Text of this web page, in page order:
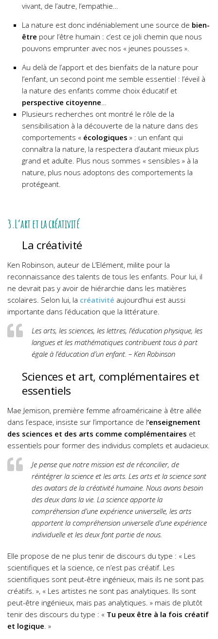
vivant, de l’autre, l’empathie…
La nature est donc indéniablement une source de bien-
être pour l’être humain : c’est ce joli chemin que nous
pouvons emprunter avec nos « jeunes pousses ».
Au delà de l’apport et des bienfaits de la nature pour
l’enfant, un second point me semble essentiel : l’éveil à
la nature des enfants comme choix éducatif et
perspective citoyenne
Plusieurs recherches ont montré le rôle de la
sensibilisation à la découverte de la nature dans des
comportements « écologiques » : un enfant qui
connaîtra la nature, la respectera d’autant mieux plus
grand et adulte. Plus nous sommes « sensibles » à la
nature, plus nous adoptons des comportements la
protégeant.
3.L’art et la créativité
La créativité
Ken Robinson, auteur de L’Elément, milite pour la
reconnaissance des talents de tous les enfants. Pour lui, il
ne devrait pas y avoir de hiérarchie dans les matières
scolaires. Selon lui, la créativité aujourd’hui est aussi
importante dans l’éducation que la littérature.
Les arts, les sciences, les lettres, l’éducation physique, les
langues et les mathématiques contribuent tous à part
égale à l’éducation d’un enfant. – Ken Robinson
Sciences et art, complémentaires et
essentiels
Mae Jemison, première femme afroaméricaine à être allée
dans l’espace, insiste sur l’importance de l’enseignement
des sciences et des arts comme complémentaires et
essentiels pour former des individus complets et audacieux.
Je pense que notre mission est de réconcilier, de
réintégrer la science et les arts. Les arts et la science sont
des avatars de la créativité humaine. Nous avons besoin
des deux dans la vie. La science apporte la
compréhension d’une expérience universelle, les arts
apportent la compréhension universelle d’une expérience
individuelle et les deux font partie de nous.
Elle propose de ne plus tenir de discours du type : « Les
scientifiques et la science, ce n’est pas créatif. Les
scientifiques sont peut-être ingénieux, mais ils ne sont pas
créatifs. », « Les artistes ne sont pas analytiques. Ils sont
peut-être ingénieux, mais pas analytiques. » mais de plutôt
tenir des discours du type : « Tu peux être à la fois créatif
et logique . »